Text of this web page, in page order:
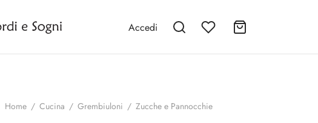
Accedi
Home / Cucina / Grembiuloni / Zucche e Pannocchie